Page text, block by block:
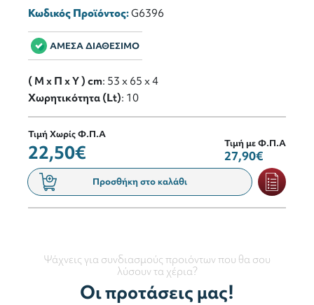
Κωδικός Προϊόντος:G6396
ΑΜΕΣΑ ΔΙΑΘΕΣΙΜΟ
( M x Π x Y ) cm: 53 x 65 x 4
Χωρητικότητα (Lt): 10
Τιμή Χωρίς Φ.Π.Α
22,50€ Τιμή με Φ.Π.Α
27,90€
Προσθήκη στο καλάθι
Ψάχνεις για συνδιασμούς προιόντων που θα σου
λύσουν τα χέρια?
Οι προτάσεις μας!